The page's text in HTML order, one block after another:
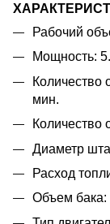
Рабочий
Мощность:
Количество
мин.
Количество
Диаметр
Расход
Объем бака: